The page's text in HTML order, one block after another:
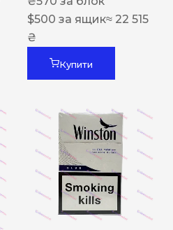
$500 за ящик≈ 22 515
₴
Купити